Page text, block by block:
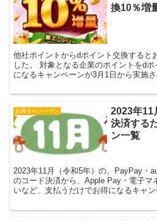
換10％増
他社ポイントからdポイント交換すると
した。 対象となる企業のポイントをd
になるキャンペーンが3月1日から実施
お得キャンペーン
2023年11
決済する
ン一覧
2023年11月（令和5年）の、PayPay・
のコード決済から、Apple Pay・電子マ
いなど、支払うだけでお得になるキャ